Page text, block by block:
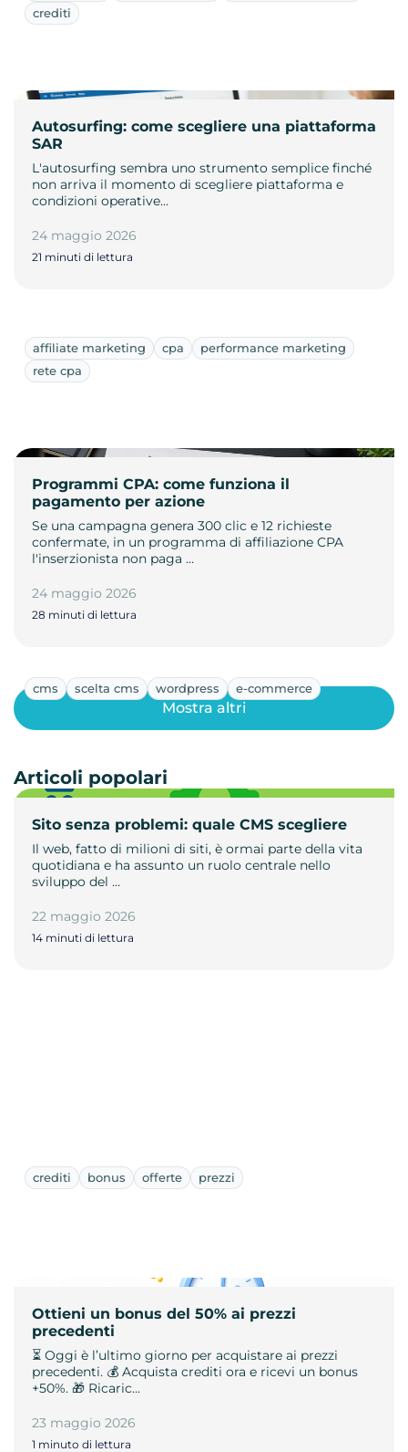
crediti
Autosurfing: come scegliere una piattaforma
SAR
L'autosurfing sembra uno strumento semplice finché
non arriva il momento di scegliere piattaforma e
condizioni operative…
24 maggio 2026
21 minuti di lettura
affiliate marketing cpa
performance marketing
rete cpa
Programmi CPA: come funziona il
pagamento per azione
Se una campagna genera 300 clic e 12 richieste
confermate, in un programma di affiliazione CPA
l'inserzionista non paga …
24 maggio 2026
28 minuti di lettura
cms scelta cms wordpress e-commerce
Sito senza problemi: quale CMS scegliere
Il web, fatto di milioni di siti, è ormai parte della vita
quotidiana e ha assunto un ruolo centrale nello
sviluppo del …
22 maggio 2026
14 minuti di lettura
Mostra altri
Articoli popolari
crediti bonus offerte prezzi
Ottieni un bonus del 50% ai prezzi
precedenti
⏳ Oggi è l’ultimo giorno per acquistare ai prezzi
precedenti. 💰 Acquista crediti ora e ricevi un bonus
+50%. 🎁 Ricaric…
23 maggio 2026
1 minuto di lettura